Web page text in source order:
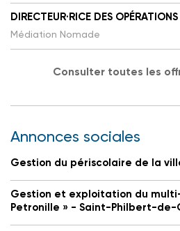
DIRECTEUR·RICE DES
Médiation Nomade
Consulter toutes les
Annonces sociales
Gestion du périscolaire de la
Gestion et exploitation du
Petronille » - Saint-Philbert-de-